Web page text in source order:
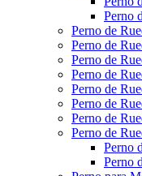
Perno
Perno de
Perno de
Perno de
Perno de
Perno de
Perno de
Perno de
Perno de
Perno
Perno